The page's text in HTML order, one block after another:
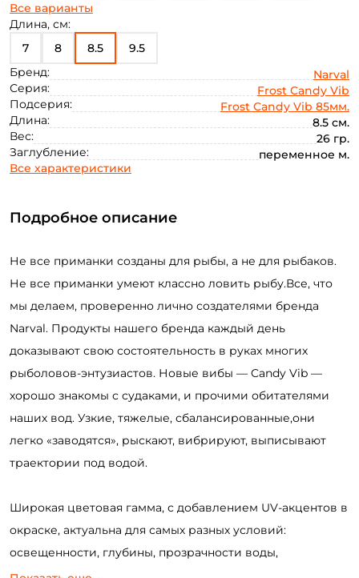
Все варианты
Длина, см:
7
8 8.5
9.5
Бренд:
Narval
Серия:
Frost Candy Vib
Подсерия:
Frost Candy Vib 85мм.
Длина:
8.5 см.
Вес:
26 гр.
Заглубление:
переменное м.
Все характеристики
Подробное описание
Не все приманки созданы для рыбы, а не для рыбаков.
Не все приманки умеют классно ловить рыбу.Все, что
мы делаем, проверенно лично создателями бренда
Narval. Продукты нашего бренда каждый день
доказывают свою состоятельность в руках многих
рыболовов-энтузиастов. Новые вибы — Candy Vib —
хорошо знакомы с судаками, и прочими обитателями
наших вод. Узкие, тяжелые, сбалансированные,они
легко «заводятся», рыскают, вибрируют, выписывают
траектории под водой.
Широкая цветовая гамма, с добавлением UV-акцентов в
окраске, актуальна для самых разных условий:
освещенности, глубины, прозрачности воды,
настроения рыбы. Три самых ходовых размера и веса,